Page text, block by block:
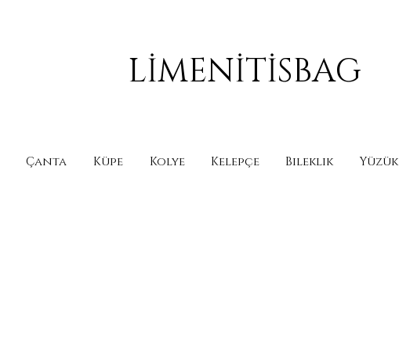
LİMENİTİSBAG
Çanta Küpe Kolye Kelepçe Bileklik Yüzük